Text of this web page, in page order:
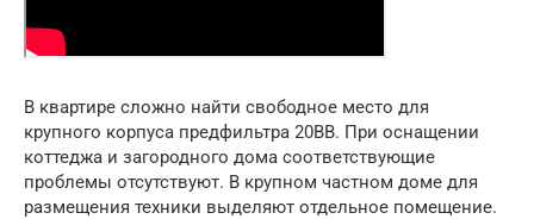
В квартире сложно найти свободное место для
крупного корпуса предфильтра 20BB. При оснащении
коттеджа и загородного дома соответствующие
проблемы отсутствуют. В крупном частном доме для
размещения техники выделяют отдельное помещение.